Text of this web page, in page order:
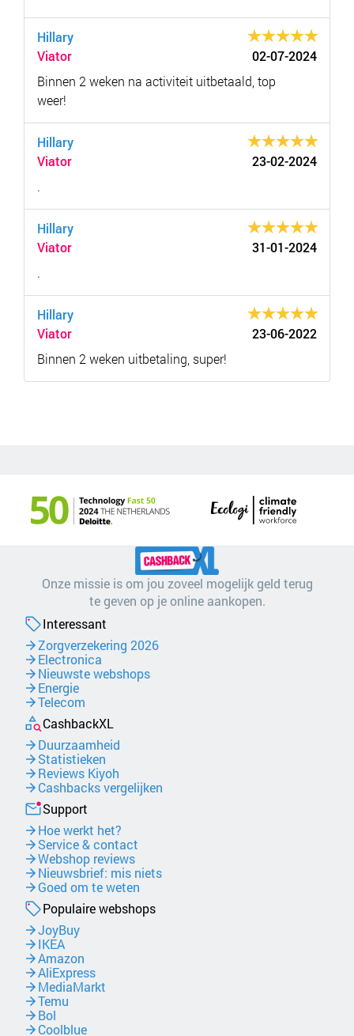
Hillary
Viator
02-07-2024
Binnen 2 weken na activiteit uitbetaald, top
weer!
Hillary
Viator
23-02-2024
.
Hillary
Viator
31-01-2024
.
Hillary
Viator
23-06-2022
Binnen 2 weken uitbetaling, super!
Onze missie is om jou zoveel mogelijk geld terug
te geven op je online aankopen.
Interessant
Zorgverzekering 2026
Electronica
Nieuwste webshops
Energie
Telecom
CashbackXL
Duurzaamheid
Statistieken
Reviews Kiyoh
Cashbacks vergelijken
Support
Hoe werkt het?
Service & contact
Webshop reviews
Nieuwsbrief: mis niets
Goed om te weten
Populaire webshops
JoyBuy
IKEA
Amazon
AliExpress
MediaMarkt
Temu
Bol
Coolblue